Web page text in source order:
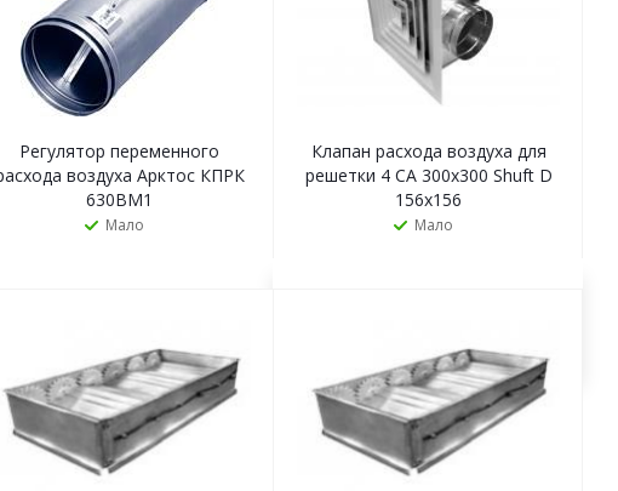
Регулятор переменного
воздуха Арктос КПРК
630BМ1
Мало
Клапан расхода воздуха для
решетки 4 CA 300х300 Shuft D
156х156
Мало